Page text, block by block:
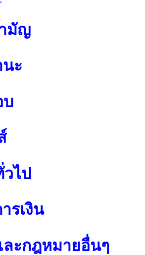
มัญ
ะ
บ
ไป
รเงิน
ะกฎหมายอื่นๆ